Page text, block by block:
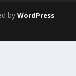
by WordPress